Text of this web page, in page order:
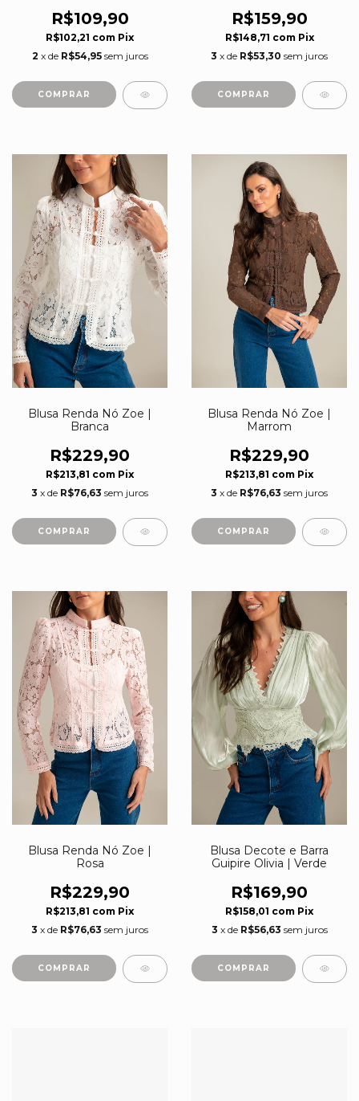
R$109,90
R$102,21 com Pix
2 x de R$54,95 sem juros
COMPRAR
R$159,90
R$148,71 com Pix
3 x de R$53,30 sem juros
COMPRAR
Blusa Renda Nó Zoe |
Branca
R$229,90
R$213,81 com Pix
3 x de R$76,63 sem juros
COMPRAR
Blusa Renda Nó Zoe |
Marrom
R$229,90
R$213,81 com Pix
3 x de R$76,63 sem juros
COMPRAR
Blusa Renda Nó Zoe |
Rosa
R$229,90
R$213,81 com Pix
3 x de R$76,63 sem juros
COMPRAR
Blusa Decote e Barra
Guipire Olivia | Verde
R$169,90
R$158,01 com Pix
3 x de R$56,63 sem juros
COMPRAR